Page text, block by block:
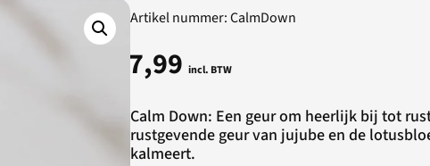
Artikel nummer: CalmDown
7,99 incl. BTW
Calm Down: Een geur om heerlijk bij tot
rustgevende geur van jujube en de
kalmeert.